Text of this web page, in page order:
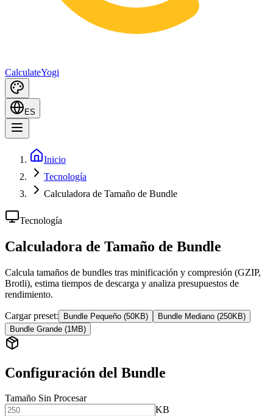
CalculateYogi
ES
Inicio
Tecnología
Calculadora de Tamaño de Bundle
Tecnología
Calculadora de Tamaño de Bundle
Calcula tamaños de bundles tras minificación y compresión (GZIP,
Brotli), estima tiempos de descarga y analiza presupuestos de
rendimiento.
Cargar preset: Bundle Pequeño (50KB)
Bundle Mediano (250KB)
Bundle Grande (1MB)
Configuración del Bundle
Tamaño Sin Procesar
KB